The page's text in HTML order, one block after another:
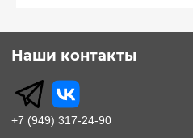
Наши контакты
+7 (949) 317-24-90